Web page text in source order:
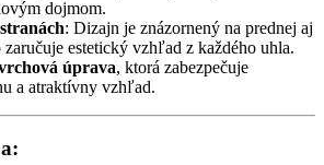
dojmom.
: Dizajn je znázornený na prednej aj
zaručuje estetický vzhľad z každého uhla.
úprava, ktorá zabezpečuje
a atraktívny vzhľad.